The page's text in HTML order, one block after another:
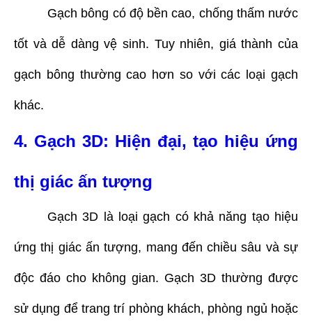
Gạch bông có độ bền cao, chống thấm nước
tốt và dễ dàng vệ sinh. Tuy nhiên, giá thành của
gạch bông thường cao hơn so với các loại gạch
khác.
4. Gạch 3D: Hiện đại, tạo hiệu ứng
thị giác ấn tượng
Gạch 3D là loại gạch có khả năng tạo hiệu
ứng thị giác ấn tượng, mang đến chiều sâu và sự
độc đáo cho không gian. Gạch 3D thường được
sử dụng để trang trí phòng khách, phòng ngủ hoặc